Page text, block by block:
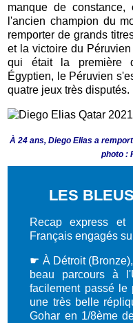
manque de
l'ancien champion du
remporter de grands
et la victoire du
qui était la première
Égyptien, le Péruvien
quatre jeux très disputés.
À 24 ans, Diego Elias a
photo :
LES
Recap express et
Français engagés
☛ À Détroit
beau parcours à
facilement passé le
une très belle
Gohar en 1/8ème